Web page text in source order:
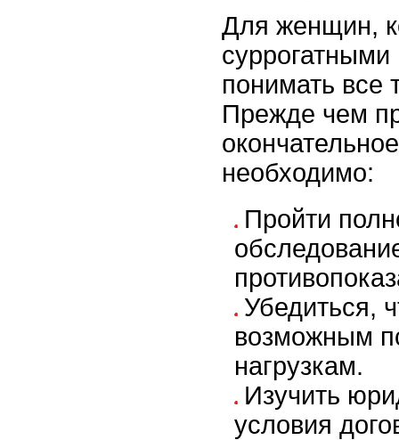
Для женщин,
понимать все
Прежде чем
необходимо:
Пройти
Убедиться,
возможным
нагрузкам.
Изучить
условия